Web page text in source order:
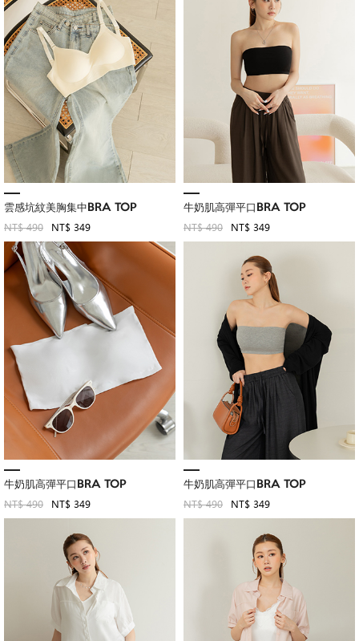
雲感坑紋美胸集中BRA TOP
NT$ 490 NT$ 349
牛奶肌高彈平口BRA TOP
NT$ 490 NT$ 349
牛奶肌高彈平口BRA TOP
NT$ 490 NT$ 349
牛奶肌高彈平口BRA TOP
NT$ 490 NT$ 349